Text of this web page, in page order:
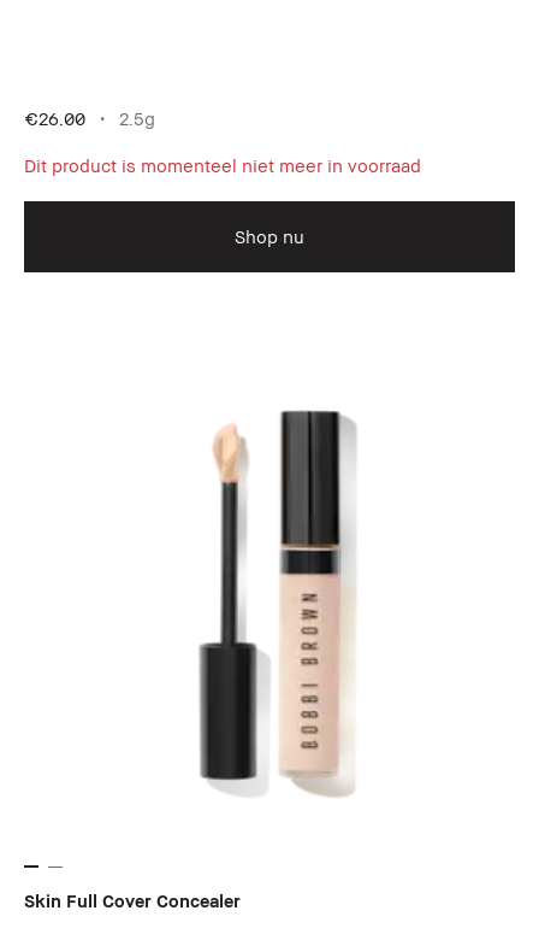
€26.00 2.5g
Dit product is momenteel niet meer in voorraad
Shop nu
Skin Full Cover Concealer